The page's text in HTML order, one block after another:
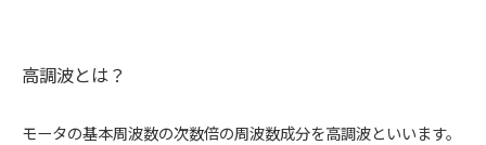
高調波とは？
モータの基本周波数の次数倍の周波数成分を高調波といいます。